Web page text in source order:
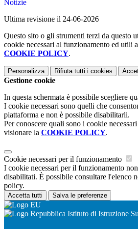
Notizie
Ultima revisione il 24-06-2026
Questo sito o gli strumenti terzi da questo
cookie necessari al funzionamento ed utili
COOKIE POLICY.
Personalizza Rifiuta tutti i cookies
Gestione cookie
In questa schermata è possibile scegliere
I cookie necessari sono quelli che
piattaforma e non è possibile disabilitarli.
Per conoscere quali sono i cookie
visionare la COOKIE POLICY.
Cookie necessari per il funzionamento
I cookie necessari per il funzionamento
disabilitati. È possibile consultare l'elenco
policy.
Accetta tutti Salva le preferenze
Istituto di Istruzione